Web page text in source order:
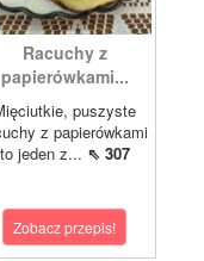
Racuchy z
papierówkami...
puszyste
z papierówkami
to jeden z... ⇖ 307
Zobacz przepis!